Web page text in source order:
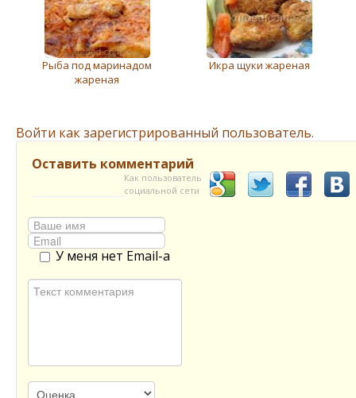
Рыба под маринадом
жареная
Икра щуки жареная
Войти как зарегистрированный пользователь.
Оставить комментарий
Как пользователь
социальной сети
У меня нет Email-а